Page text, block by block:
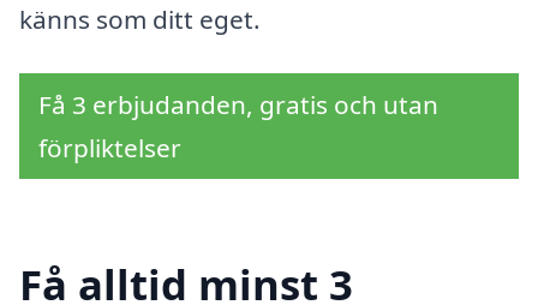
känns som ditt eget.
Få 3 erbjudanden, gratis och utan
förpliktelser
Få alltid minst 3